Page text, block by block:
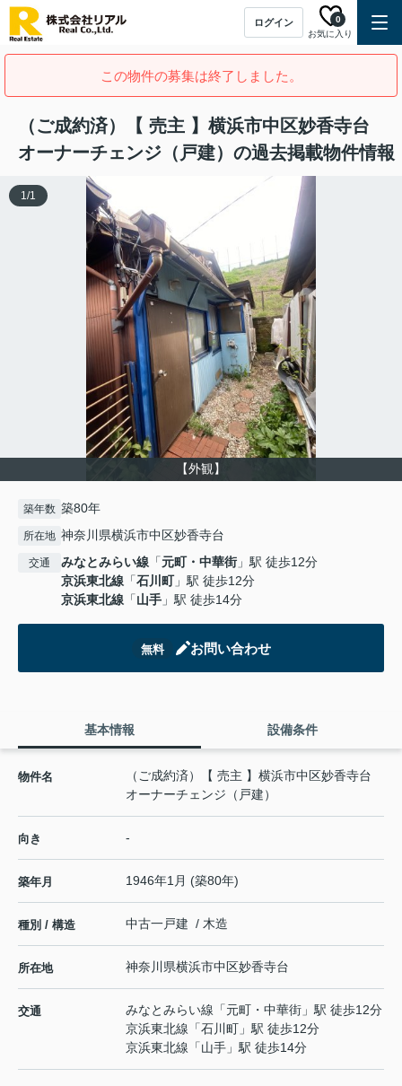
ログイン
お気に入り
0
この物件の募集は終了しました。
（ご成約済）【 売主 】横浜市中区妙香寺台
オーナーチェンジ（戸建）の過去掲載物件情報
【外観】
1/1
築年数 築80年
所在地 神奈川県横浜市中区妙香寺台
交通 みなとみらい線 「元町・中華街」駅 徒歩12分
京浜東北線 「石川町」駅 徒歩12分
京浜東北線 「山手 」駅 徒歩14分
無料 お問い合わせ
基本情報 設備条件
物件名
（ご成約済）【 売主 】横浜市中区妙香寺台
オーナーチェンジ（戸建）
向き -
築年月 1946年1月 (築80年)
種別 / 構造 中古一戸建 / 木造
所在地 神奈川県横浜市中区妙香寺台
交通 みなとみらい線 「元町・中華街 」駅 徒歩12分
京浜東北線 「石川町 」駅 徒歩12分
京浜東北線 「山手 」駅 徒歩14分